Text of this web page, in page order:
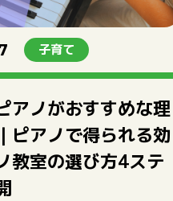
子育て
アノがおすすめな理
ピアノで得られる効
教室の選び方4ステ